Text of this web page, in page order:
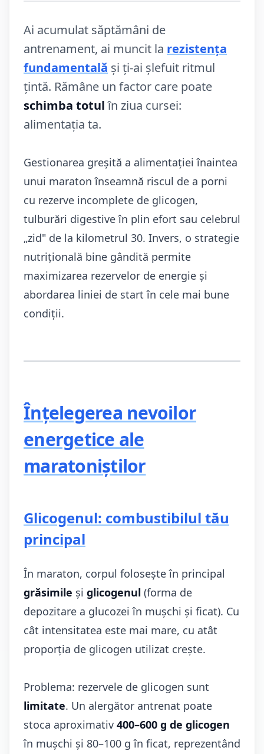
Ai acumulat săptămâni de
antrenament, ai muncit la rezistența
fundamentală și ți-ai șlefuit ritmul
țintă. Rămâne un factor care poate
schimba totulîn ziua cursei:
alimentația ta.
Gestionarea greșită a alimentației înaintea
unui maraton înseamnă riscul de a porni
cu rezerve incomplete de glicogen,
tulburări digestive în plin efort sau celebrul
„zid" de la kilometrul 30. Invers, o strategie
nutrițională bine gândită permite
maximizarea rezervelor de energie și
abordarea liniei de start în cele mai bune
condiții.
Înțelegerea nevoilor
energetice ale
maratoniștilor
Glicogenul: combustibilul tău
principal
În maraton, corpul folosește în principal
grăsimile și glicogenul (forma de
depozitare a glucozei în mușchi și ficat). Cu
cât intensitatea este mai mare, cu atât
proporția de glicogen utilizat crește.
Problema: rezervele de glicogen sunt
limitate. Un alergător antrenat poate
stoca aproximativ 400–600 g de glicogen
în mușchi și 80–100 g în ficat, reprezentând